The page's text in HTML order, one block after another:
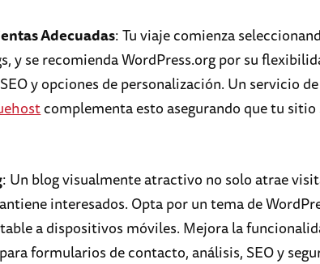
Adecuadas: Tu viaje comienza
y se recomienda WordPress.org por su
y opciones de personalización. Un servicio
complementa esto asegurando que tu sitio
: Un blog visualmente atractivo no solo atrae
interesados. Opta por un tema de
a dispositivos móviles. Mejora la
formularios de contacto, análisis, SEO y